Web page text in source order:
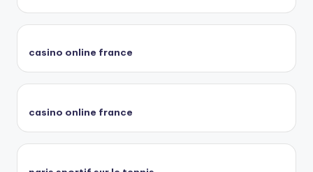
casino online france
casino online france